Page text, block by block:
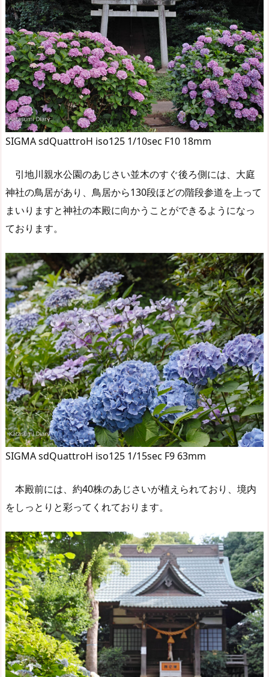
SIGMA sdQuattroH iso125 1/10sec F10 18mm
引地川親水公園のあじさい並木のすぐ後ろ側には、大庭
神社の鳥居があり、鳥居から130段ほどの階段参道を上って
まいりますと神社の本殿に向かうことができるようになっ
ております。
SIGMA sdQuattroH iso125 1/15sec F9 63mm
本殿前には、約40株のあじさいが植えられており、境内
をしっとりと彩ってくれております。